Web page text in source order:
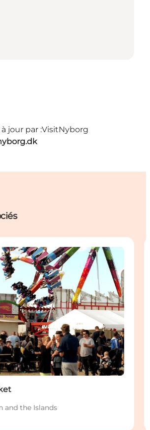
jour par :VisitNyborg
and the Islands